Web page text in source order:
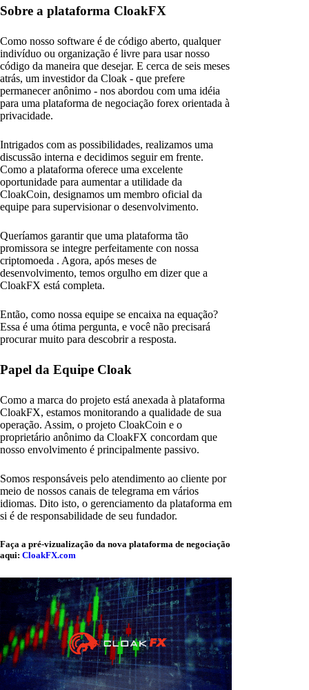
Sobre a plataforma CloakFX
Como nosso software é de código aberto, qualquer
indivíduo ou organização é livre para usar nosso
código da maneira que desejar. E cerca de seis meses
atrás, um investidor da Cloak - que prefere
permanecer anônimo - nos abordou com uma idéia
para uma plataforma de negociação forex orientada à
privacidade.
Intrigados com as possibilidades, realizamos uma
discussão interna e decidimos seguir em frente.
Como a plataforma oferece uma excelente
oportunidade para aumentar a utilidade da
CloakCoin, designamos um membro oficial da
equipe para supervisionar o desenvolvimento.
Queríamos garantir que uma plataforma tão
promissora se integre perfeitamente con nossa
criptomoeda . Agora, após meses de
desenvolvimento, temos orgulho em dizer que a
CloakFX está completa.
Então, como nossa equipe se encaixa na equação?
Essa é uma ótima pergunta, e você não precisará
procurar muito para descobrir a resposta.
Papel da Equipe Cloak
Como a marca do projeto está anexada à plataforma
CloakFX, estamos monitorando a qualidade de sua
operação. Assim, o projeto CloakCoin e o
proprietário anônimo da CloakFX concordam que
nosso envolvimento é principalmente passivo.
Somos responsáveis pelo atendimento ao cliente por
meio de nossos canais de telegrama em vários
idiomas. Dito isto, o gerenciamento da plataforma em
si é de responsabilidade de seu fundador.
Faça a pré-vizualização da nova plataforma de negociação
aqui: CloakFX.com